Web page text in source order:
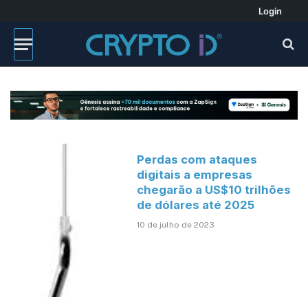
Login
Perdas com ataques
digitais a empresas
chegarão a US$10 trilhões
de dólares até 2025
10 de julho de 2023